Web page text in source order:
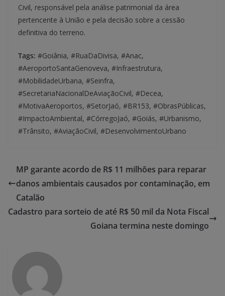
Civil, responsável pela análise patrimonial da área
pertencente à União e pela decisão sobre a cessão
definitiva do terreno.
Tags: #Goiânia, #RuaDaDivisa, #Anac,
#AeroportoSantaGenoveva, #Infraestrutura,
#MobilidadeUrbana, #Seinfra,
#SecretariaNacionalDeAviaçãoCivil, #Decea,
#MotivaAeroportos, #SetorJaó, #BR153, #ObrasPúblicas,
#ImpactoAmbiental, #CórregoJaó, #Goiás, #Urbanismo,
#Trânsito, #AviaçãoCivil, #DesenvolvimentoUrbano
MP garante acordo de R$ 11 milhões para reparar
danos ambientais causados por contaminação, em
Catalão
Cadastro para sorteio de até R$ 50 mil da Nota Fiscal
Goiana termina neste domingo